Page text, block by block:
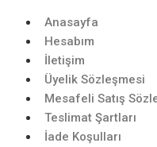
Anasayfa
Hesabım
İletişim
Üyelik Sözleşmesi
Mesafeli Satış
Teslimat Şartları
İade Koşulları